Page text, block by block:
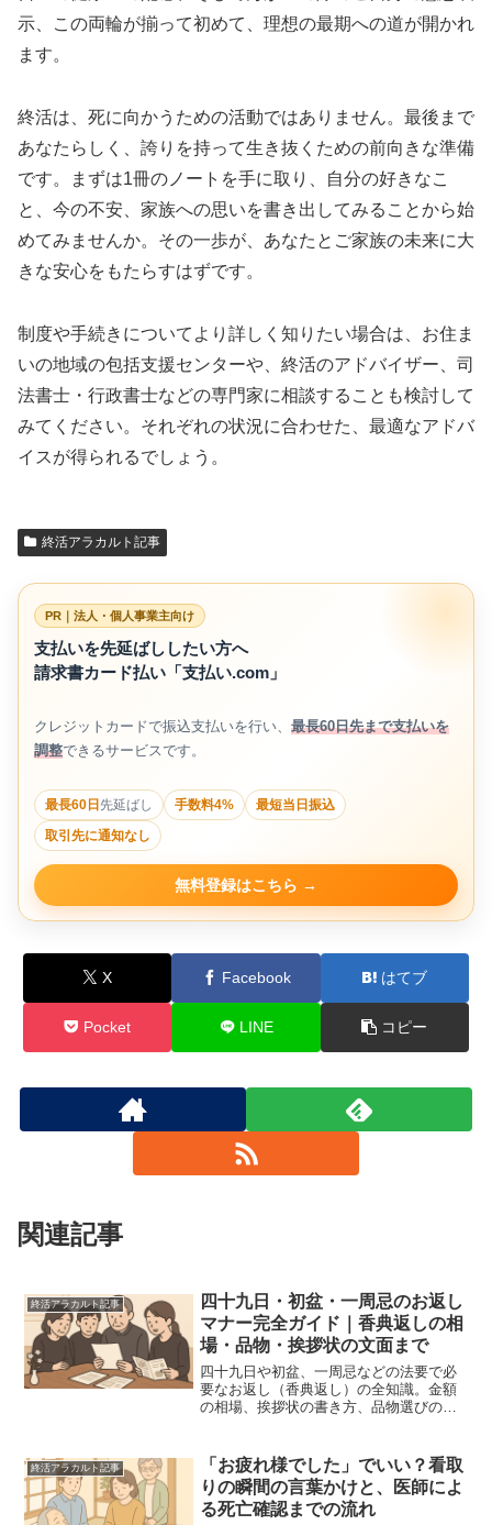
示、この両輪が揃って初めて、理想の最期への道が開かれ
ます。
終活は、死に向かうための活動ではありません。最後まで
あなたらしく、誇りを持って生き抜くための前向きな準備
です。まずは1冊のノートを手に取り、自分の好きなこ
と、今の不安、家族への思いを書き出してみることから始
めてみませんか。その一歩が、あなたとご家族の未来に大
きな安心をもたらすはずです。
制度や手続きについてより詳しく知りたい場合は、お住ま
いの地域の包括支援センターや、終活のアドバイザー、司
法書士・行政書士などの専門家に相談することも検討して
みてください。それぞれの状況に合わせた、最適なアドバ
イスが得られるでしょう。
終活アラカルト記事
PR｜法人・個人事業主向け
支払いを先延ばししたい方へ
請求書カード払い「支払い.com」
クレジットカードで振込支払いを行い、 最長60日先まで支払いを
調整できるサービスです。
最長60日 先延ばし 手数料4%
最短当日振込
取引先に通知なし
無料登録はこちら
X Facebook はてブ
Pocket LINE コピー
関連記事
終活アラカルト記事
四十九日・初盆・一周忌のお返し
マナー完全ガイド｜香典返しの相
場・品物・挨拶状の文面まで
四十九日や初盆、一周忌などの法要で必
要なお返し（香典返し）の全知識。金額
の相場、挨拶状の書き方、品物選びのマ
ポイントを網羅。相続や死後手続きでお
忙しい遺族の方へ寄り添う内容です。
終活アラカルト記事
「お疲れ様でした」でいい？看取
りの瞬間の言葉かけと、医師によ
る死亡確認までの流れ